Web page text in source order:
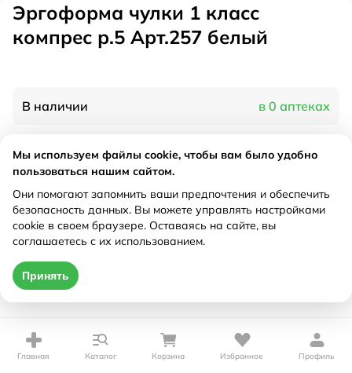
Эргоформа чулки 1 класс
компрес р.5 Арт.257 белый
В наличии в 0 аптеках
Характеристики
Рецепт Не требуется
Цена действительна только при оформлении онлайн
Главная Каталог Корзина Избранное Профиль
Мы используем файлы cookie, чтобы вам было удобно
пользоваться нашим сайтом.
Они помогают запомнить ваши предпочтения и обеспечить
безопасность данных. Вы можете управлять настройками
cookie в своем браузере. Оставаясь на сайте, вы
соглашаетесь с их использованием.
Принять